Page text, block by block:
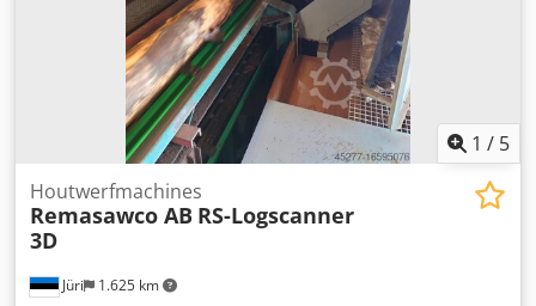
1 / 5
Jüri 1.625 km
Houtwerfmachines
Remasawco AB RS-Logscanner
3D